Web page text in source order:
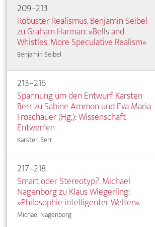
209–213
Robuster Realismus. Benjamin Seibel
zu Graham Harman: »Bells and
Whistles. More Speculative Realism«
Benjamin Seibel
213–216
Spannung um den Entwurf. Karsten
Berr zu Sabine Ammon und Eva Maria
Froschauer (Hg.): Wissenschaft
Entwerfen
Karsten Berr
217–218
Smart oder Stereotyp?. Michael
Nagenborg zu Klaus Wiegerling:
»Philosophie intelligenter Welten«
Michael Nagenborg